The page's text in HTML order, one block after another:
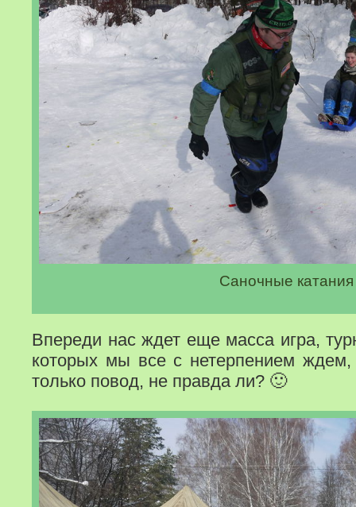
Саночные катания
Впереди нас ждет еще масса игра,
которых мы все с нетерпением
только повод, не правда ли? 🙂